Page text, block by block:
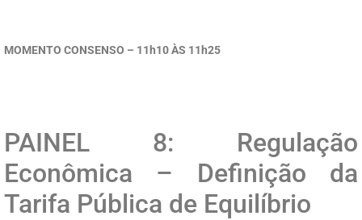
MOMENTO CONSENSO – 11h10 ÀS 11h25
PAINEL 8: Regulação
Econômica – Definição da
Tarifa Pública de Equilíbrio